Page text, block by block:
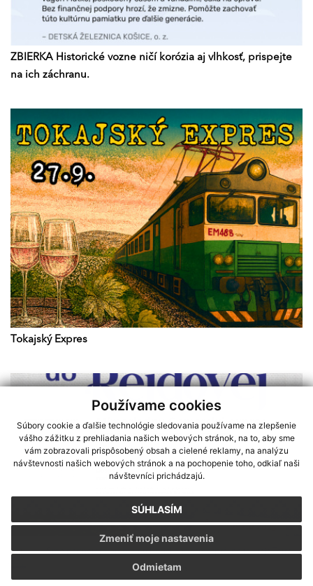
Používame cookies
Súbory cookie a ďalšie technológie sledovania používame na zlepšenie
vášho zážitku z prehliadania našich webových stránok, na to, aby sme
vám zobrazovali prispôsobený obsah a cielené reklamy, na analýzu
návštevnosti našich webových stránok a na pochopenie toho, odkiaľ naši
návštevníci prichádzajú.
SÚHLASÍM
Odmietam
Zmeniť moje nastavenia
Sme partnerom programu Košického samosprávneho kraja Terra
Incognita
ZBIERKA Historické vozne ničí korózia aj vlhkosť, prispejte
na ich záchranu.
Tokajský Expres